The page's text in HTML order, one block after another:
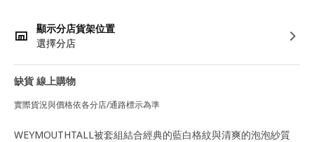
顯示分店貨架位置
選擇分店
缺貨 線上購物
實際貨況與價格依各分店/通路標示為準
WEYMOUTHTALL被套組結合經典的藍白格紋與清爽的泡泡紗質